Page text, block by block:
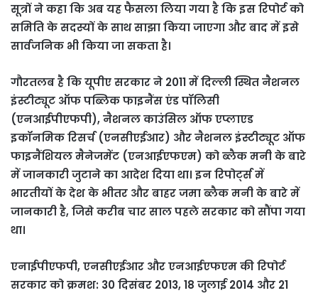
सूत्रों ने कहा कि अब यह फैसला लिया गया है कि इस रिपोर्ट को
समिति के सदस्यों के साथ साझा किया जाएगा और बाद में इसे
सार्वजनिक भी किया जा सकता है।
गौरतलब है कि यूपीए सरकार ने 2011 में दिल्ली स्थित नैशनल
इंस्टीट्यूट ऑफ पब्लिक फाइनैंस एंड पॉलिसी
(एनआईपीएफपी), नैशनल काउंसिल ऑफ एप्लाएड
इकॉनमिक रिसर्च (एनसीएईआर) और नैशनल इंस्टीट्यूट ऑफ
फाइनैंशियल मैनेजमेंट (एनआईएफएम) को ब्लैक मनी के बारे
में जानकारी जुटाने का आदेश दिया था। इन रिपोर्ट्स में
भारतीयों के देश के भीतर और बाहर जमा ब्लैक मनी के बारे में
जानकारी है, जिसे करीब चार साल पहले सरकार को सौंपा गया
था।
एनाईपीएफपी, एनसीएईआर और एनआईएफएम की रिपोर्ट
सरकार को क्रमश: 30 दिसंबर 2013, 18 जुलाई 2014 और 21